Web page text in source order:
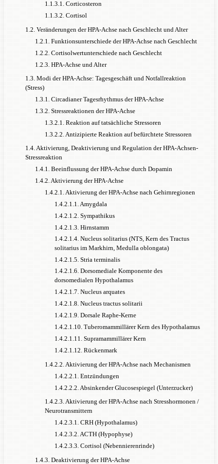
1.1.3.1. Corticosteron
1.1.3.2. Cortisol
1.2. Veränderungen der HPA-Achse nach Geschlecht und Alter
1.2.1. Funktionsunterschiede der HPA-Achse nach Geschlecht
1.2.2. Cortisolwertunterschiede nach Geschlecht
1.2.3. HPA-Achse und Alter
1.3. Modi der HPA-Achse: Tagesgeschäft und Notfallreaktion
(Stress)
1.3.1. Circadianer Tagesrhythmus der HPA-Achse
1.3.2. Stressreaktionen der HPA-Achse
1.3.2.1. Reaktion auf tatsächliche Stressoren
1.3.2.2. Antizipierte Reaktion auf befürchtete Stressoren
1.4. Aktivierung, Deaktivierung und Regulation der HPA-Achsen-
Stressreaktion
1.4.1. Beeinflussung der HPA-Achse durch Dopamin
1.4.2. Aktivierung der HPA-Achse
1.4.2.1. Aktivierung der HPA-Achse nach Gehirnregionen
1.4.2.1.1. Amygdala
1.4.2.1.2. Sympathikus
1.4.2.1.3. Hirnstamm
1.4.2.1.4. Nucleus solitarius (NTS, Kern des Tractus
solitarius im Markhirn, Medulla oblongata)
1.4.2.1.5. Stria terminalis
1.4.2.1.6. Dorsomediale Komponente des
dorsomedialen Hypothalamus
1.4.2.1.7. Nucleus arquates
1.4.2.1.8. Nucleus tractus solitarii
1.4.2.1.9. Dorsale Raphe-Kerne
1.4.2.1.10. Tuberomammillärer Kern des Hypothalamus
1.4.2.1.11. Supramammillärer Kern
1.4.2.1.12. Rückenmark
1.4.2.2. Aktivierung der HPA-Achse nach Mechanismen
1.4.2.2.1. Entzündungen
1.4.2.2.2. Absinkender Glucosespiegel (Unterzucker)
1.4.2.3. Aktivierung der HPA-Achse nach Stresshormonen /
Neurotransmittern
1.4.2.3.1. CRH (Hypothalamus)
1.4.2.3.2. ACTH (Hypophyse)
1.4.2.3.3. Cortisol (Nebennierenrinde)
1.4.3. Deaktivierung der HPA-Achse